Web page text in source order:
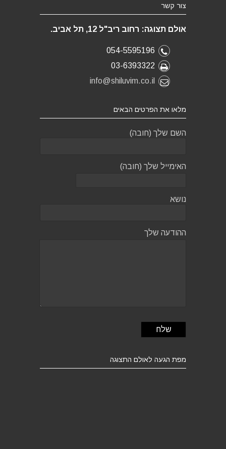
צור קשר
אולם תצוגה: רחוב ריב"ל 12, תל אביב.
054-5595196
03-6393322
info@shiluvim.co.il
מלאו את הפרטים הבאים
השם שלך (חובה)
האימייל שלך (חובה)
נושא
ההודעה שלך
מפת הגעה לאולם התצוגה